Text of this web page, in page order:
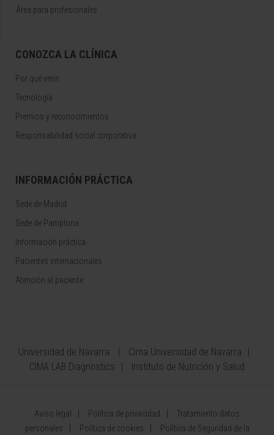
Área para profesionales
CONOZCA LA CLÍNICA
Por qué venir
Tecnología
Premios y reconocimientos
Responsabilidad social corporativa
INFORMACIÓN PRÁCTICA
Sede de Madrid
Sede de Pamplona
Información práctica
Pacientes internacionales
Atención al paciente
Universidad de Navarra
Cima Universidad de Navarra
CIMA LAB Diagnostics
Instituto de Nutrición y Salud
Aviso legal Política de privacidad
Tratamiento datos
personales
Política de cookies Política de Seguridad de la